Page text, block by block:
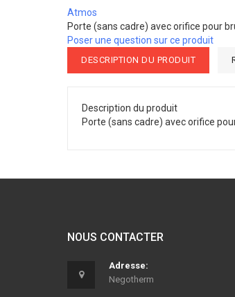
Atmos
Porte (sans cadre) avec orifice pour
Poser une question sur ce produit
DESCRIPTION DU PRODUIT
Description du produit
Porte (sans cadre) avec orifice
NOUS CONTACTER
Adresse:
Negotherm